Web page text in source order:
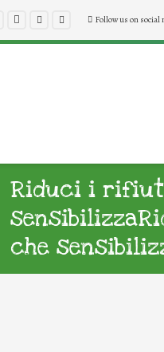
Follow us on social
Riduci i
che